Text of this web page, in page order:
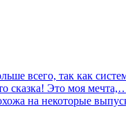
всего, так как
сказка! Это моя
на некоторые